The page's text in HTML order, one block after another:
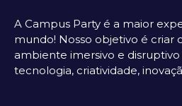
A Campus Party é a maior
mundo! Nosso objetivo é criar
ambiente imersivo e
tecnologia, criatividade,